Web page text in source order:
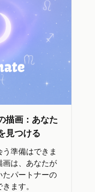
描画：あなた
見つける
準備はできま
画は、あなたが
パートナーの
ます。